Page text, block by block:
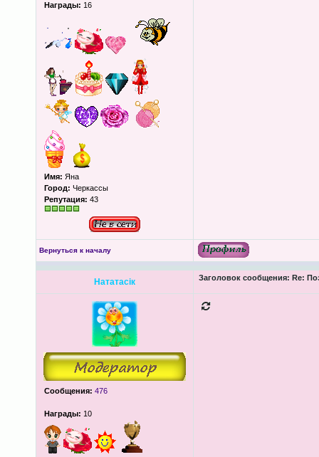
Награды: 16
Имя: Яна
Город: Черкассы
Репутация: 43
Вернуться к началу
Нататасік Заголовок сообщения: Re:
Сообщения: 476
Награды: 10